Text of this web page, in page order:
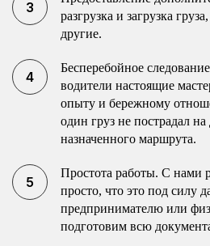
разгрузка и загрузка
другие.
Бесперебойное
водители настоящие
опыту и бережному
один груз не пострадал
назначенного маршрута.
Простота работы. С нами
просто, что это под силу
предпринимателю или
подготовим всю